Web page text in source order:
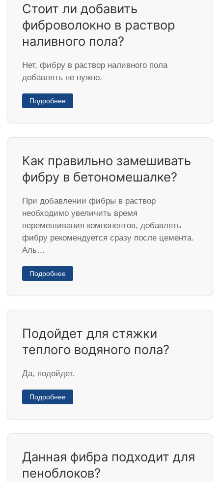
Стоит ли добавить
фиброволокно в раствор
наливного пола?
Нет, фибру в раствор наливного пола
добавлять не нужно.
Подробнее
Как правильно замешивать
фибру в бетономешалке?
При добавлении фибры в раствор
необходимо увеличить время
перемешивания компонентов, добавлять
фибру рекомендуется сразу после цемента.
Аль…
Подробнее
Подойдет для стяжки
теплого водяного пола?
Да, подойдет.
Подробнее
Данная фибра подходит для
пеноблоков?